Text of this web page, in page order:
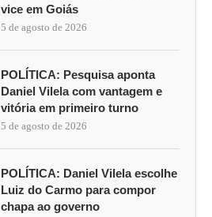
vice em Goiás
5 de agosto de 2026
POLÍTICA: Pesquisa aponta
Daniel Vilela com vantagem e
vitória em primeiro turno
5 de agosto de 2026
POLÍTICA: Daniel Vilela escolhe
Luiz do Carmo para compor
chapa ao governo